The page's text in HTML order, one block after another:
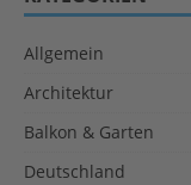
Allgemein
Architektur
Balkon & Garten
Deutschland